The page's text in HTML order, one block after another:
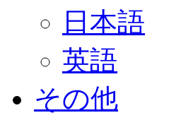
日本語
英語
その他